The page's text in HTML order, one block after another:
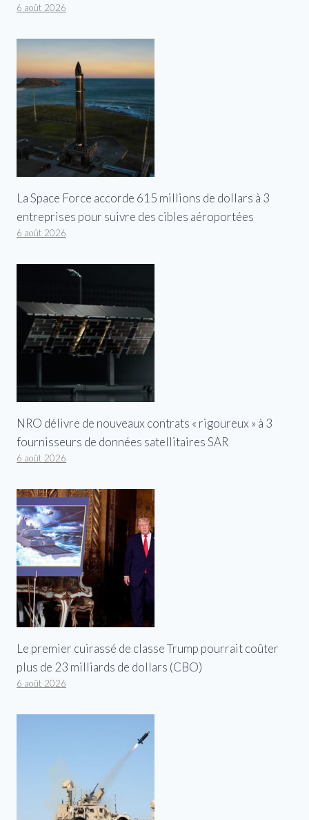
6 août 2026
La Space Force accorde 615 millions de dollars à 3
entreprises pour suivre des cibles aéroportées
6 août 2026
NRO délivre de nouveaux contrats « rigoureux » à 3
fournisseurs de données satellitaires SAR
6 août 2026
Le premier cuirassé de classe Trump pourrait coûter
plus de 23 milliards de dollars (CBO)
6 août 2026